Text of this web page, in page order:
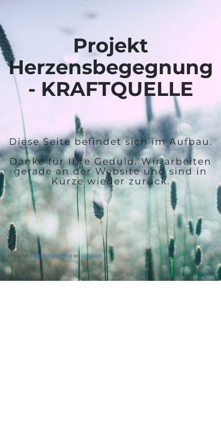
Projekt
Herzensbegegnung
- KRAFTQUELLE
Diese Seite befindet sich im Aufbau.
Danke für Ihre Geduld. Wir arbeiten
gerade an der Website und sind in
Kürze wieder zurück.
Photo by Joseph Barrientos onUnsplash